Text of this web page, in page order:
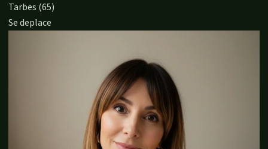
Tarbes (65)
Se deplace